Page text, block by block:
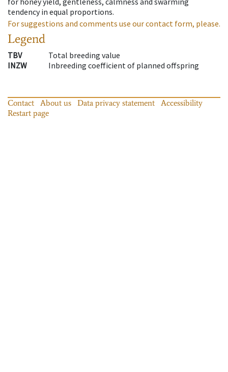
tendency in equal proportions.
For suggestions and comments use our contact form, please.
Legend
TBV
Total breeding value
INZW
Inbreeding coefficient of planned offspring
Contact About us Data privacy statement
Accessibility
Restart page